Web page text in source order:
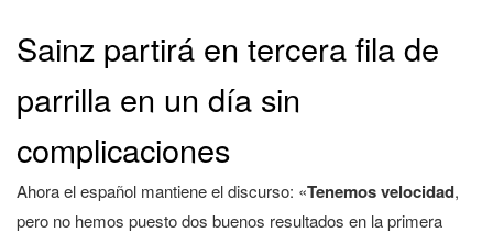
Sainz partirá en tercera fila de
parrilla en un día sin
complicaciones
Ahora el español mantiene el discurso: «Tenemos velocidad,
pero no hemos puesto dos buenos resultados en la primera